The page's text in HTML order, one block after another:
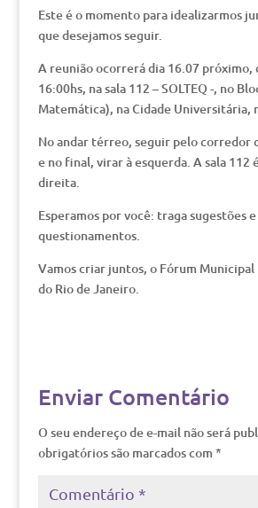
Este é o momento para idealizarmos
que desejamos seguir.
A reunião ocorrerá dia 16.07 próximo,
16:00hs, na sala 112 – SOLTEQ -, no
Matemática), na Cidade Universitária,
No andar térreo, seguir pelo corredor
e no final, virar à esquerda. A sala 112
direita.
Esperamos por você: traga sugestões e
questionamentos.
Vamos criar juntos, o Fórum Municipal
do Rio de Janeiro.
Enviar Comentário
O seu endereço de e-mail não será
obrigatórios são marcados com *